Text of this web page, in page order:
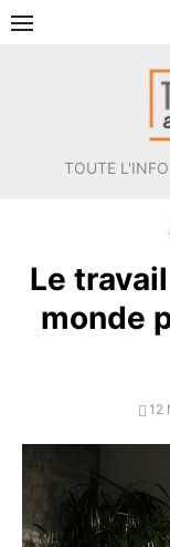
Aller
TOUTE
Le
monde
12